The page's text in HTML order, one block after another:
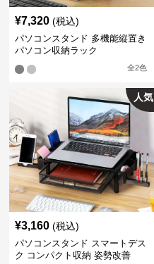
¥7,320 (税込)
パソコンスタンド 多機能縦置き
パソコン収納ラック
全2色
人気
¥3,160 (税込)
パソコンスタンド スマートデス
ク コンパクト収納 姿勢改善